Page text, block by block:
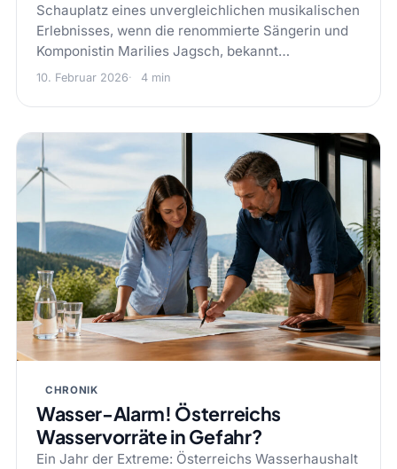
Schauplatz eines unvergleichlichen musikalischen
Erlebnisses, wenn die renommierte Sängerin und
Komponistin Marilies Jagsch, bekannt…
10. Februar 2026 4 min
CHRONIK
Wasser-Alarm! Österreichs
Wasservorräte in Gefahr?
Ein Jahr der Extreme: Österreichs Wasserhaushalt